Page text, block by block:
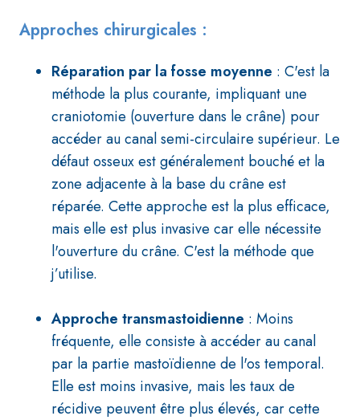
Approches chirurgicales :
Réparation par la fosse moyenne : C'est la
méthode la plus courante, impliquant une
craniotomie (ouverture dans le crâne) pour
accéder au canal semi-circulaire supérieur. Le
défaut osseux est généralement bouché et la
zone adjacente à la base du crâne est
réparée. Cette approche est la plus efficace,
mais elle est plus invasive car elle nécessite
l'ouverture du crâne. C'est la méthode que
j’utilise.
Approche transmastoidienne : Moins
fréquente, elle consiste à accéder au canal
par la partie mastoïdienne de l'os temporal.
Elle est moins invasive, mais les taux de
récidive peuvent être plus élevés, car cette